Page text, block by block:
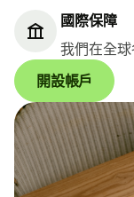
國際保障
我們在全
開設帳戶